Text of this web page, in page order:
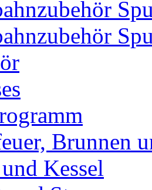
Brunnen
Kessel